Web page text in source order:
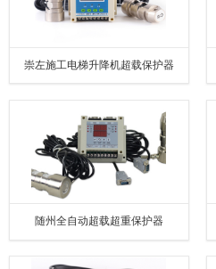
崇左施工电梯升降机超载保护器
随州全自动超载超重保护器